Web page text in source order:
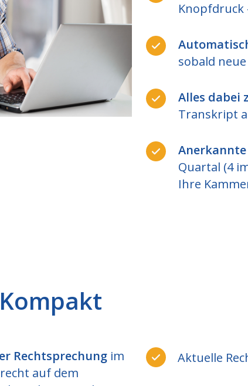
Knopfdruck
sobald
Alles dabei
Transkript
Quartal (4
Ihre
Rechtsprechung im
auf dem
Aktuelle